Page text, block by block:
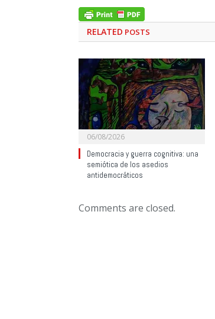
RELATED POSTS
06/08/2026
Democracia y guerra cognitiva: una
semiótica de los asedios
antidemocráticos
Comments are closed.